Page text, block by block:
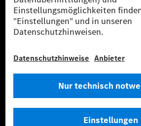
Mehr erfahren
Technische Support-Hotline Kontakt